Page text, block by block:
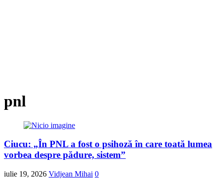
pnl
Ciucu: „În PNL a fost o psihoză în care toată lumea
vorbea despre pădure, sistem”
iulie 19, 2026 Vidjean Mihai 0